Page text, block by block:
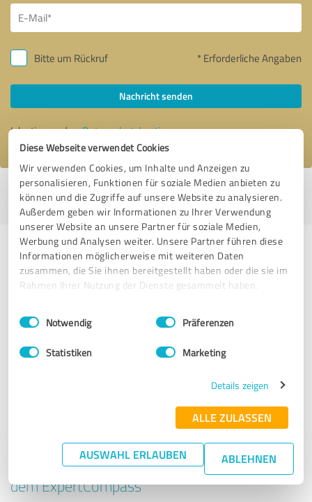
Diese Webseite verwendet Cookies
Wir verwenden Cookies, um Inhalte und Anzeigen zu
personalisieren, Funktionen für soziale Medien anbieten zu
können und die Zugriffe auf unsere Website zu analysieren.
Außerdem geben wir Informationen zu Ihrer Verwendung
unserer Website an unsere Partner für soziale Medien,
Werbung und Analysen weiter. Unsere Partner führen diese
Informationen möglicherweise mit weiteren Daten
zusammen, die Sie ihnen bereitgestellt haben oder die sie im
Rahmen Ihrer Nutzung der Dienste gesammelt haben.
Impressum Datenschutzbestimmungen
Einwilligungsauswahl
Notwendig Präferenzen
Statistiken Marketing
Details zeigen
ALLE ZULASSEN
AUSWAHL ERLAUBEN ABLEHNEN
Bitte um Rückruf * Erforderliche Angaben
Nachricht senden
Ich stimme denDatenschutzbestimmungenzu.
Profil aktiv seit 30.07.2024 | Letzte Aktualisierung: 25.06.2026
melden
Erfahrungen zu weiteren
Anbietern aus dem Bereich
Tourismus
Reisebüro Bromann
Tipp: Die passenden Experten finden - mit
dem ExpertCompass